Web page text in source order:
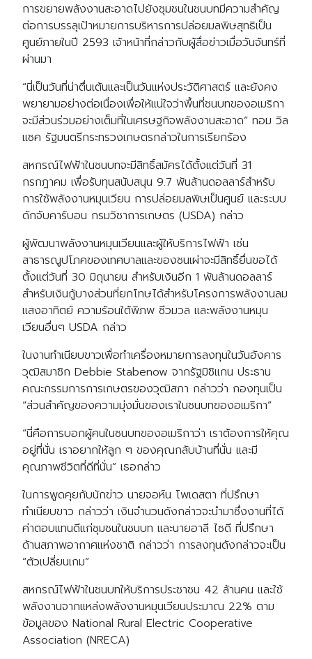
การขยายพลังงานสะอาดไปยังชุมชนในชนบทมีความสำคัญ
ต่อการบรรลุเป้าหมายการบริหารการปล่อยมลพิษสุทธิเป็น
ศูนย์ภายในปี 2593 เจ้าหน้าที่กล่าวกับผู้สื่อข่าวเมื่อวันจันทร์ที่
ผ่านมา
“นี่เป็นวันที่น่าตื่นเต้นและเป็นวันแห่งประวัติศาสตร์ และยังคง
พยายามอย่างต่อเนื่องเพื่อให้แน่ใจว่าพื้นที่ชนบทของอเมริกา
จะมีส่วนร่วมอย่างเต็มที่ในเศรษฐกิจพลังงานสะอาด” ทอม วิล
แซค รัฐมนตรีกระทรวงเกษตรกล่าวในการเรียกร้อง
สหกรณ์ไฟฟ้าในชนบทจะมีสิทธิ์สมัครได้ตั้งแต่วันที่ 31
กรกฎาคม เพื่อรับทุนสนับสนุน 9.7 พันล้านดอลลาร์สำหรับ
การใช้พลังงานหมุนเวียน การปล่อยมลพิษเป็นศูนย์ และระบบ
ดักจับคาร์บอน กรมวิชาการเกษตร (USDA) กล่าว
ผู้พัฒนาพลังงานหมุนเวียนและผู้ให้บริการไฟฟ้า เช่น
สาธารณูปโภคของเทศบาลและของชนเผ่าจะมีสิทธิ์ยื่นขอได้
ตั้งแต่วันที่ 30 มิถุนายน สำหรับเงินอีก 1 พันล้านดอลลาร์
สำหรับเงินกู้บางส่วนที่ยกโทษได้สำหรับโครงการพลังงานลม
แสงอาทิตย์ ความร้อนใต้พิภพ ชีวมวล และพลังงานหมุน
เวียนอื่นๆ USDA กล่าว
ในงานทำเนียบขาวเพื่อทำเครื่องหมายการลงทุนในวันอังคาร
วุฒิสมาชิก Debbie Stabenow จากรัฐมิชิแกน ประธาน
คณะกรรมการการเกษตรของวุฒิสภา กล่าวว่า กองทุนเป็น
“ส่วนสำคัญของความมุ่งมั่นของเราในชนบทของอเมริกา”
“นี่คือการบอกผู้คนในชนบทของอเมริกาว่า เราต้องการให้คุณ
อยู่ที่นั่น เราอยากให้ลูก ๆ ของคุณกลับบ้านที่นั่น และมี
คุณภาพชีวิตที่ดีที่นั่น” เธอกล่าว
ในการพูดคุยกับนักข่าว นายจอห์น โพเดสตา ที่ปรึกษา
ทำเนียบขาว กล่าวว่า เงินจำนวนดังกล่าวจะนำมาซึ่งงานที่ได้
ค่าตอบแทนดีแก่ชุมชนในชนบท และนายอาลี ไซดี ที่ปรึกษา
ด้านสภาพอากาศแห่งชาติ กล่าวว่า การลงทุนดังกล่าวจะเป็น
“ตัวเปลี่ยนเกม”
สหกรณ์ไฟฟ้าในชนบทให้บริการประชาชน 42 ล้านคน และใช้
พลังงานจากแหล่งพลังงานหมุนเวียนประมาณ 22% ตาม
ข้อมูลของ National Rural Electric Cooperative
Association (NRECA)